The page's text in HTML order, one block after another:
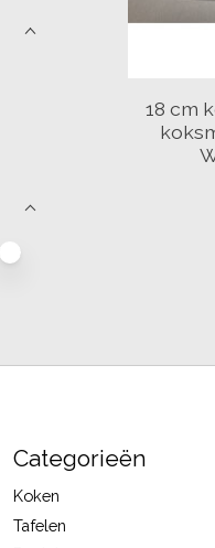
18 cm
Categorieën
Koken
Tafelen